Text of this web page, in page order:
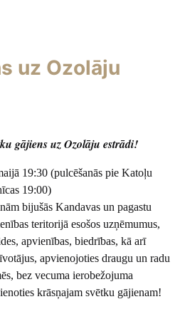
uz Ozolāju
gājiens uz Ozolāju estrādi!
19:30 (pulcēšanās pie Katoļu
19:00)
bijušās Kandavas un pagastu
teritorijā esošos uzņēmumus,
apvienības, biedrības, kā arī
apvienojoties draugu un radu
bez vecuma ierobežojuma
krāsņajam svētku gājienam!